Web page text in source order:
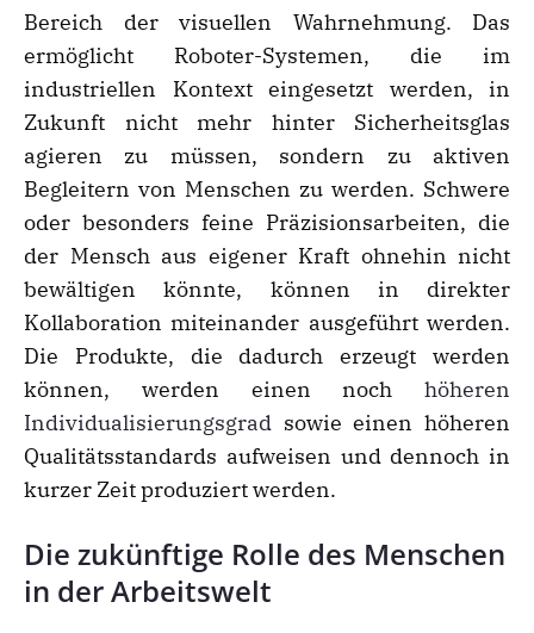
Bereich der visuellen Wahrnehmung. Das
ermöglicht Roboter-Systemen, die im
industriellen Kontext eingesetzt werden, in
Zukunft nicht mehr hinter Sicherheitsglas
agieren zu müssen, sondern zu aktiven
Begleitern von Menschen zu werden. Schwere
oder besonders feine Präzisionsarbeiten, die
der Mensch aus eigener Kraft ohnehin nicht
bewältigen könnte, können in direkter
Kollaboration miteinander ausgeführt werden.
Die Produkte, die dadurch erzeugt werden
können, werden einen noch höheren
Individualisierungsgrad sowie einen höheren
Qualitätsstandards aufweisen und dennoch in
kurzer Zeit produziert werden.
Die zukünftige Rolle des Menschen
in der Arbeitswelt